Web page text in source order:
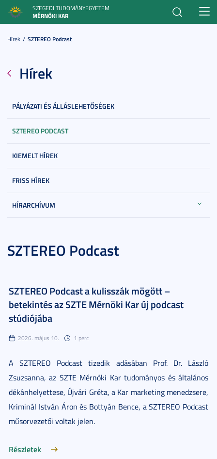
SZEGEDI TUDOMÁNYEGYETEM
MÉRNÖKI KAR
Hírek SZTEREO Podcast
Hírek
PÁLYÁZATI ÉS ÁLLÁSLEHETŐSÉGEK
SZTEREO PODCAST
KIEMELT HÍREK
FRISS HÍREK
HÍRARCHÍVUM
SZTEREO Podcast
SZTEREO Podcast a kulisszák mögött –
betekintés az SZTE Mérnöki Kar új podcast
stúdiójába
2026. május 10. 1 perc
A SZTEREO Podcast tizedik adásában Prof. Dr. László
Zsuzsanna, az SZTE Mérnöki Kar tudományos és általános
dékánhelyettese, Újvári Gréta, a Kar marketing menedzsere,
Kriminál István Áron és Bottyán Bence, a SZTEREO Podcast
műsorvezetői voltak jelen.
Részletek